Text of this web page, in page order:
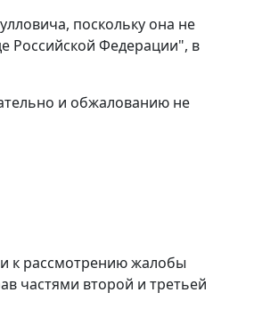
поскольку она не
Российской Федерации", в
и обжалованию не
к рассмотрению жалобы
частями второй и третьей